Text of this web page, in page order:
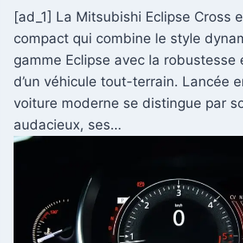
[ad_1] La Mitsubishi Eclipse Cross
compact qui combine le style
gamme Eclipse avec la robustesse
d’un véhicule tout-terrain. Lancée
voiture moderne se distingue par
audacieux, ses…